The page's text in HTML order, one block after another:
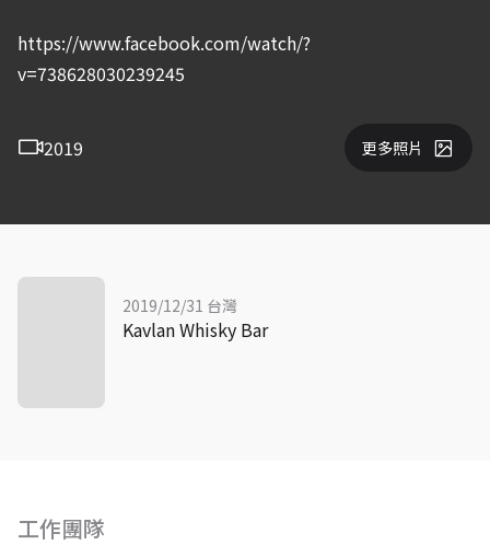
https://www.facebook.com/watch/?
v=738628030239245
2019 更多照片
工作團隊
2019/12/31 台灣
Kavlan Whisky Bar